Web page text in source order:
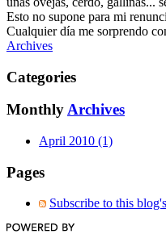
Esto no supone para mi
Cualquier día me sorprendo
Archives
Categories
MonthlyArchives
April 2010 (1)
Pages
Subscribe to this